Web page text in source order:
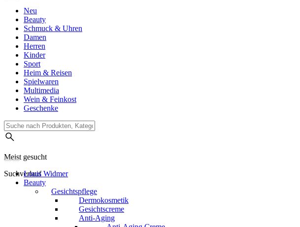
Neu
Beauty
Schmuck & Uhren
Damen
Herren
Kinder
Sport
Heim & Reisen
Spielwaren
Multimedia
Wein & Feinkost
Geschenke
Meist gesucht
SuchverlaufLouis Widmer
Beauty
Gesichtspflege
Dermokosmetik
Gesichtscreme
Anti-Aging